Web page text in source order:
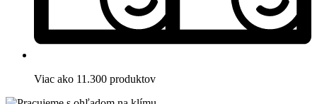
Viac ako 11.300 produktov